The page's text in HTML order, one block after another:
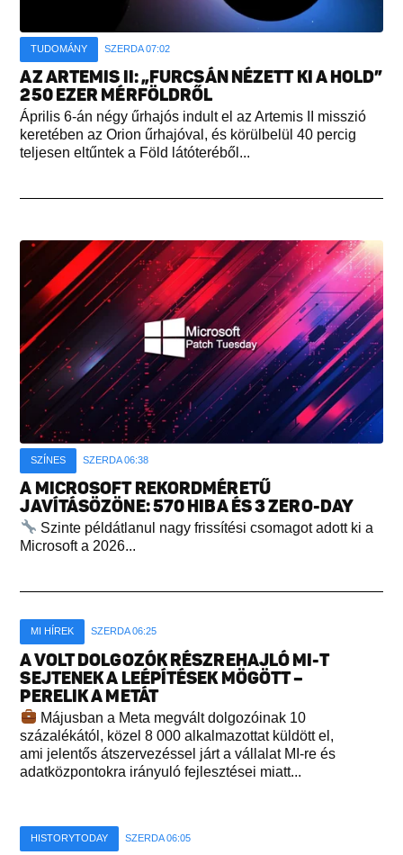
TUDOMÁNY SZERDA 07:02
AZ ARTEMIS II: „FURCSÁN NÉZETT KI A HOLD”
250 EZER MÉRFÖLDRŐL
Április 6-án négy űrhajós indult el az Artemis II misszió
keretében az Orion űrhajóval, és körülbelül 40 percig
teljesen eltűntek a Föld látóteréből...
SZÍNES SZERDA 06:38
A MICROSOFT REKORDMÉRETŰ
JAVÍTÁSÖZÖNE: 570 HIBA ÉS 3 ZERO-DAY
Szinte példátlanul nagy frissítési csomagot adott ki a
Microsoft a 2026...
MI HÍREK SZERDA 06:25
A VOLT DOLGOZÓK RÉSZREHAJLÓ MI-T
SEJTENEK A LEÉPÍTÉSEK MÖGÖTT –
PERELIK A METÁT
Májusban a Meta megvált dolgozóinak 10
százalékától, közel 8 000 alkalmazottat küldött el,
ami jelentős átszervezéssel járt a vállalat MI-re és
adatközpontokra irányuló fejlesztései miatt...
HISTORYTODAY SZERDA 06:05